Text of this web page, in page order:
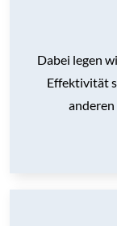
Dabei legen
Effektivität